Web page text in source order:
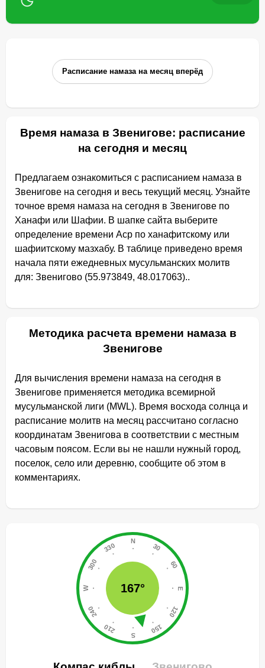
Расписание намаза на месяц вперёд
Время намаза в Звенигове: расписание
на сегодня и месяц
Предлагаем ознакомиться с расписанием намаза в
Звенигове на сегодня и весь текущий месяц. Узнайте
точное время намаза на сегодня в Звенигове по
Ханафи или Шафии. В шапке сайта выберите
определение времени Аср по ханафитскому или
шафиитскому мазхабу. В таблице приведено время
начала пяти ежедневных мусульманских молитв
для: Звенигово (55.973849, 48.017063)..
Методика расчета времени намаза в
Звенигове
Для вычисления времени намаза на сегодня в
Звенигове применяется методика всемирной
мусульманской лиги (MWL). Время восхода солнца и
расписание молитв на месяц рассчитано согласно
координатам Звенигова в соответствии с местным
часовым поясом. Если вы не нашли нужный город,
поселок, село или деревню, сообщите об этом в
комментариях.
167°